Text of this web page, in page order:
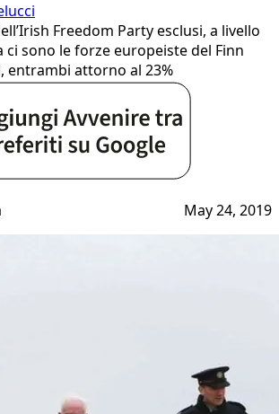
Freedom Party esclusi, a livello
ci sono le forze europeiste del Finn
entrambi attorno al 23%
May 24, 2019